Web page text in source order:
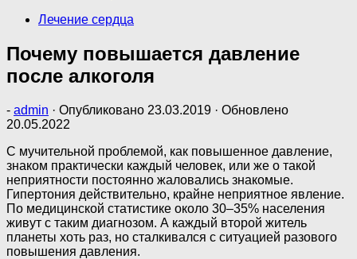
Лечение сердца
Почему повышается давление
после алкоголя
- admin · Опубликовано 23.03.2019 · Обновлено
20.05.2022
С мучительной проблемой, как повышенное давление,
знаком практически каждый человек, или же о такой
неприятности постоянно жаловались знакомые.
Гипертония действительно, крайне неприятное явление.
По медицинской статистике около 30–35% населения
живут с таким диагнозом. А каждый второй житель
планеты хоть раз, но сталкивался с ситуацией разового
повышения давления.